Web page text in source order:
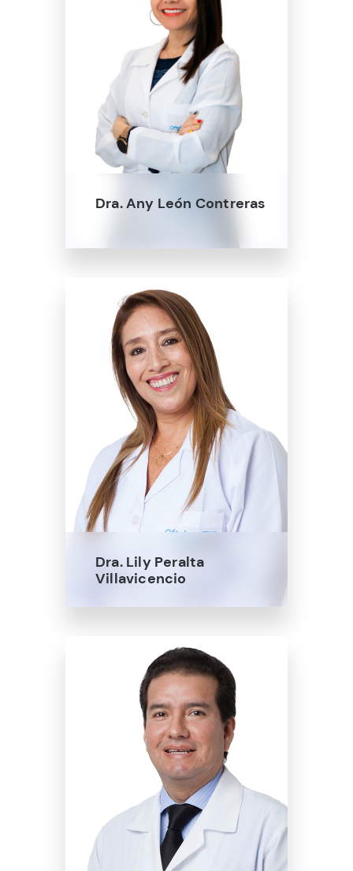
Dra. Any León Contreras
Dra. Lily Peralta
Villavicencio